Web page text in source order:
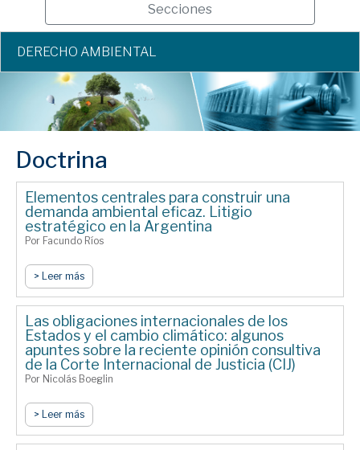
Secciones
DERECHO AMBIENTAL
Doctrina
Elementos centrales para construir una
demanda ambiental eficaz. Litigio
estratégico en la Argentina
Por Facundo Ríos
> Leer más
Las obligaciones internacionales de los
Estados y el cambio climático: algunos
apuntes sobre la reciente opinión consultiva
de la Corte Internacional de Justicia (CIJ)
Por Nicolás Boeglin
> Leer más